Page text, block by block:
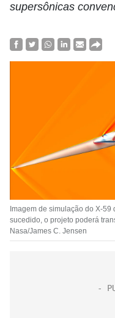
supersônicas
Imagem de simulação do X-
sucedido, o projeto poderá
Nasa/James C. Jensen